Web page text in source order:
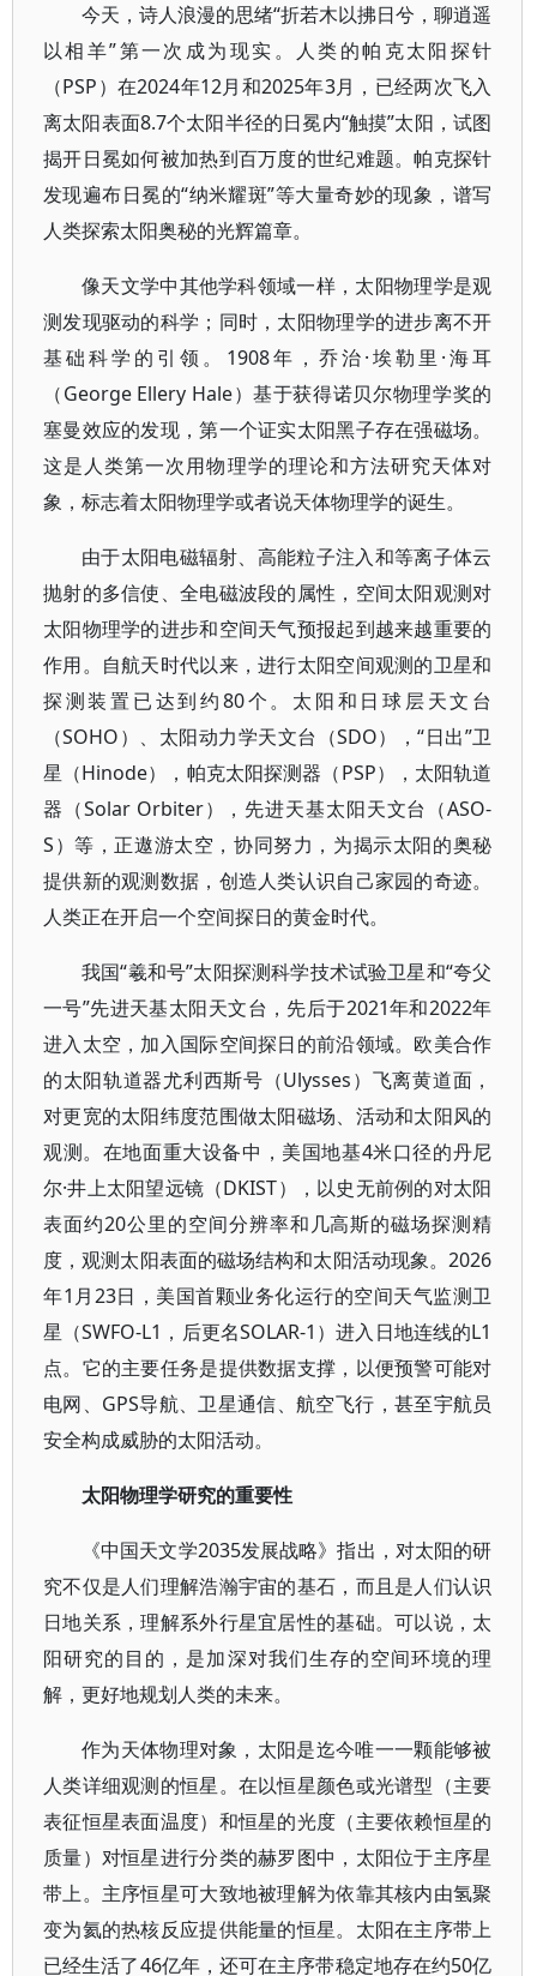
今天，诗人浪漫的思绪“折若木以拂日兮，聊逍遥
以相羊”第一次成为现实。人类的帕克太阳探针
（PSP）在2024年12月和2025年3月，已经两次飞入
离太阳表面8.7个太阳半径的日冕内“触摸”太阳，试图
揭开日冕如何被加热到百万度的世纪难题。帕克探针
发现遍布日冕的“纳米耀斑”等大量奇妙的现象，谱写
人类探索太阳奥秘的光辉篇章。
像天文学中其他学科领域一样，太阳物理学是观
测发现驱动的科学；同时，太阳物理学的进步离不开
基础科学的引领。1908年，乔治·埃勒里·海耳
（George Ellery Hale）基于获得诺贝尔物理学奖的
塞曼效应的发现，第一个证实太阳黑子存在强磁场。
这是人类第一次用物理学的理论和方法研究天体对
象，标志着太阳物理学或者说天体物理学的诞生。
由于太阳电磁辐射、高能粒子注入和等离子体云
抛射的多信使、全电磁波段的属性，空间太阳观测对
太阳物理学的进步和空间天气预报起到越来越重要的
作用。自航天时代以来，进行太阳空间观测的卫星和
探测装置已达到约80个。太阳和日球层天文台
（SOHO）、太阳动力学天文台（SDO），“日出”卫
星（Hinode），帕克太阳探测器（PSP），太阳轨道
器（Solar Orbiter），先进天基太阳天文台（ASO-
S）等，正遨游太空，协同努力，为揭示太阳的奥秘
提供新的观测数据，创造人类认识自己家园的奇迹。
人类正在开启一个空间探日的黄金时代。
我国“羲和号”太阳探测科学技术试验卫星和“夸父
一号”先进天基太阳天文台，先后于2021年和2022年
进入太空，加入国际空间探日的前沿领域。欧美合作
的太阳轨道器尤利西斯号（Ulysses）飞离黄道面，
对更宽的太阳纬度范围做太阳磁场、活动和太阳风的
观测。在地面重大设备中，美国地基4米口径的丹尼
尔·井上太阳望远镜（DKIST），以史无前例的对太阳
表面约20公里的空间分辨率和几高斯的磁场探测精
度，观测太阳表面的磁场结构和太阳活动现象。2026
年1月23日，美国首颗业务化运行的空间天气监测卫
星（SWFO-L1，后更名SOLAR-1）进入日地连线的L1
点。它的主要任务是提供数据支撑，以便预警可能对
电网、GPS导航、卫星通信、航空飞行，甚至宇航员
安全构成威胁的太阳活动。
太阳物理学研究的重要性
《中国天文学2035发展战略》指出，对太阳的研
究不仅是人们理解浩瀚宇宙的基石，而且是人们认识
日地关系，理解系外行星宜居性的基础。可以说，太
阳研究的目的，是加深对我们生存的空间环境的理
解，更好地规划人类的未来。
作为天体物理对象，太阳是迄今唯一一颗能够被
人类详细观测的恒星。在以恒星颜色或光谱型（主要
表征恒星表面温度）和恒星的光度（主要依赖恒星的
质量）对恒星进行分类的赫罗图中，太阳位于主序星
带上。主序恒星可大致地被理解为依靠其核内由氢聚
变为氦的热核反应提供能量的恒星。太阳在主序带上
已经生活了46亿年，还可在主序带稳定地存在约50亿